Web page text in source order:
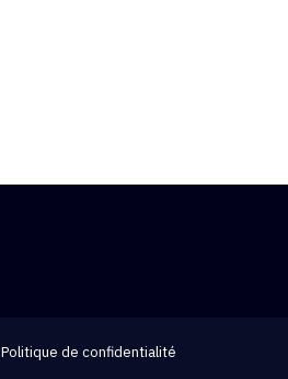
Politique de confidentialité